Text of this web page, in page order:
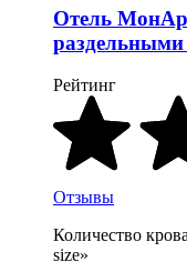
Отель
Рейтинг
Отзывы
Количество
size»